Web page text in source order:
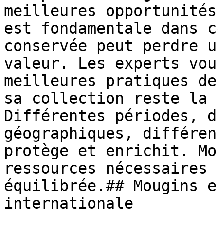
meilleures
est fondamentale dans
conservée peut perdre
valeur. Les experts
meilleures pratiques
sa collection reste la
Différentes périodes,
géographiques,
protège et enrichit.
ressources
équilibrée.## Mougins
internationale